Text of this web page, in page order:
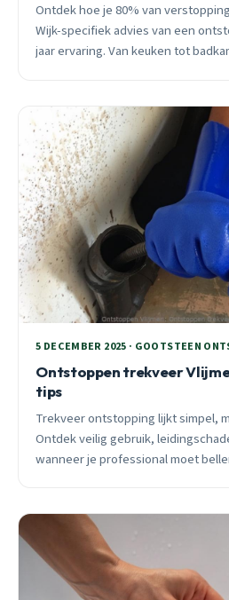
Ontdek hoe je 80% van
Wijk-specifiek advies van een
jaar ervaring. Van keuken tot
5 DECEMBER 2025 · GOOTSTEEN
Ontstoppen trekveer
tips
Trekveer ontstopping lijkt simpel,
Ontdek veilig gebruik,
wanneer je professional moet